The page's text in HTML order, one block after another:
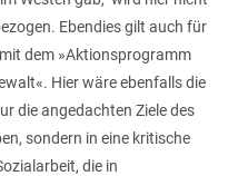
Ebendies gilt auch für
dem »Aktionsprogramm
Hier wäre ebenfalls die
die angedachten Ziele des
sondern in eine kritische
die in